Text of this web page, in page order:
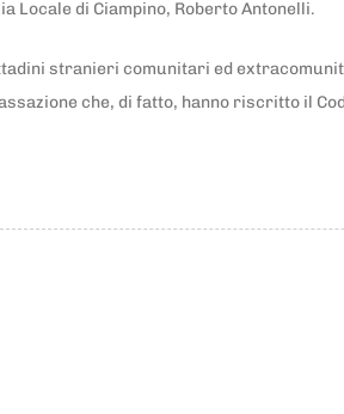
Locale di Ciampino, Roberto Antonelli.
stranieri comunitari ed
che, di fatto, hanno riscritto il